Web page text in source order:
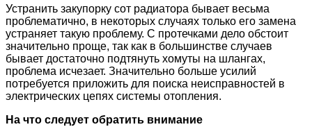
Устранить закупорку сот радиатора бывает весьма
проблематично, в некоторых случаях только его замена
устраняет такую проблему. С протечками дело обстоит
значительно проще, так как в большинстве случаев
бывает достаточно подтянуть хомуты на шлангах,
проблема исчезает. Значительно больше усилий
потребуется приложить для поиска неисправностей в
электрических цепях системы отопления.
На что следует обратить внимание